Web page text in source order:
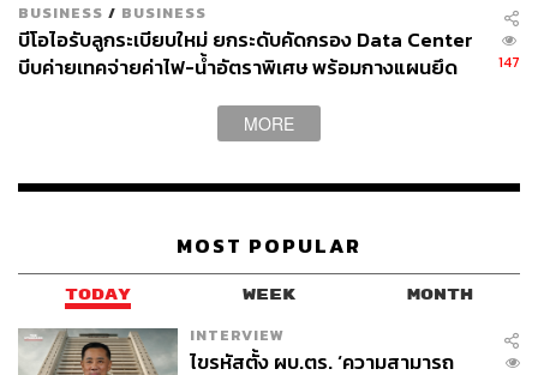
BUSINESS / BUSINESS
บีโอไอรับลูกระเบียบใหม่ ยกระดับคัดกรอง Data Center
บีบค่ายเทคจ่ายค่าไฟ-น้ำอัตราพิเศษ พร้อมกางแผนยึด
147
MORE
MOST POPULAR
TODAY WEEK MONTH
INTERVIEW
ไขรหัสตั้ง ผบ.ตร. ‘ความสามารถ